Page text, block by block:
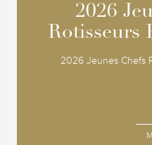
2026
Rotisseurs
2026 Jeunes Chefs
2026
Rotisseurs